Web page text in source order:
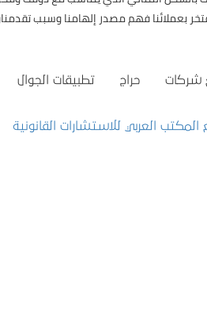
بعملائنا فهم مصدر إلهامنا وسبب
شركات حراج تطبيقات الجوال